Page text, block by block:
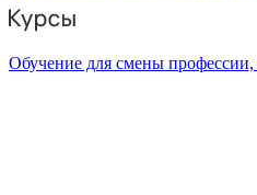
Обучение для смены профессии,